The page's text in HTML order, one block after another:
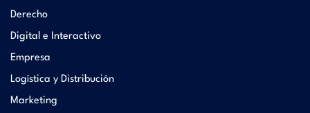
Derecho
Digital e Interactivo
Empresa
Logística y Distribución
Marketing